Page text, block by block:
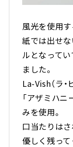
風光を使用
紙では出せ
ルとなって
ました。
La-Vish（ラ
「アザミハ
みを使用。
口当たりは
優しく残って